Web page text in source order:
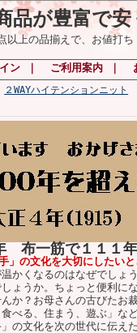
が豊富で
上の品揃えで、お値打ち
ン ご利用案内
２WAYハイテンションニット
布一筋で１１１年
」の文化を大切にしたいと
かくなるのはなぜでしょ
ょうか。ちょっと便利に
か？お母さんの古びたお
べる、住まう、遊ぶ」な
の文化を次の世代に伝え